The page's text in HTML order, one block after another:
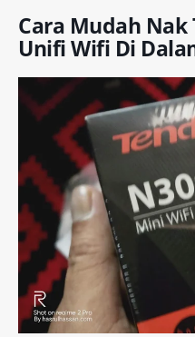
Cara Mudah
Unifi Wifi Di